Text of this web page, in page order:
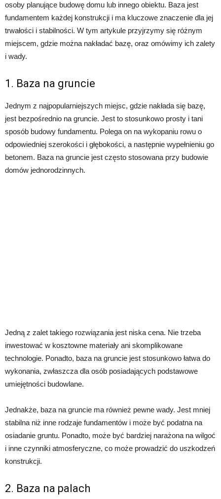
osoby planujące budowę domu lub innego obiektu. Baza jest
fundamentem każdej konstrukcji i ma kluczowe znaczenie dla jej
trwałości i stabilności. W tym artykule przyjrzymy się różnym
miejscem, gdzie można nakładać bazę, oraz omówimy ich zalety
i wady.
1. Baza na gruncie
Jednym z najpopularniejszych miejsc, gdzie nakłada się bazę,
jest bezpośrednio na gruncie. Jest to stosunkowo prosty i tani
sposób budowy fundamentu. Polega on na wykopaniu rowu o
odpowiedniej szerokości i głębokości, a następnie wypełnieniu go
betonem. Baza na gruncie jest często stosowana przy budowie
domów jednorodzinnych.
Jedną z zalet takiego rozwiązania jest niska cena. Nie trzeba
inwestować w kosztowne materiały ani skomplikowane
technologie. Ponadto, baza na gruncie jest stosunkowo łatwa do
wykonania, zwłaszcza dla osób posiadających podstawowe
umiejętności budowlane.
Jednakże, baza na gruncie ma również pewne wady. Jest mniej
stabilna niż inne rodzaje fundamentów i może być podatna na
osiadanie gruntu. Ponadto, może być bardziej narażona na wilgoć
i inne czynniki atmosferyczne, co może prowadzić do uszkodzeń
konstrukcji.
2. Baza na palach